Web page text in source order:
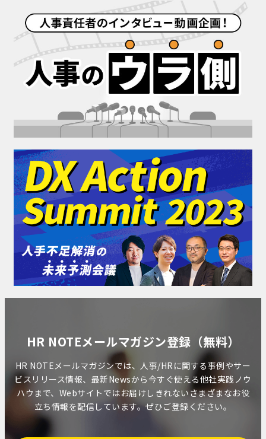
HR NOTEメールマガジン登録（無料）
HR NOTEメールマガジンでは、人事/HRに関する事例やサー
ビスリリース情報、最新Newsから今すぐ使える他社実践ノウ
ハウまで、Webサイトではお届けしきれないさまざまなお役
立ち情報を配信しています。ぜひご登録ください。